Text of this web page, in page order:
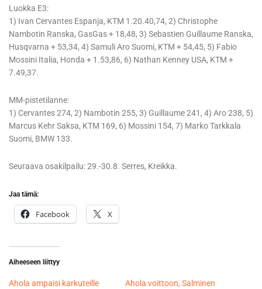
Luokka E3:
1) Ivan Cervantes Espanja, KTM 1.20.40,74, 2) Christophe
Nambotin Ranska, GasGas + 18,48, 3) Sebastien Guillaume Ranska,
Husqvarna + 53,34, 4) Samuli Aro Suomi, KTM + 54,45, 5) Fabio
Mossini Italia, Honda + 1.53,86, 6) Nathan Kenney USA, KTM +
7.49,37.
MM-pistetilanne:
1) Cervantes 274, 2) Nambotin 255, 3) Guillaume 241, 4) Aro 238, 5)
Marcus Kehr Saksa, KTM 169, 6) Mossini 154, 7) Marko Tarkkala
Suomi, BMW 133.
Seuraava osakilpailu: 29.-30.8. Serres, Kreikka.
Jaa tämä:
Facebook X
Aiheeseen liittyy
Ahola ampaisi karkuteille
Ahola voittoon, Salminen